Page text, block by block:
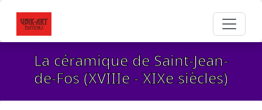
La céramique de Saint-Jean-
de-Fos (XVIIIe - XIXe siècles)